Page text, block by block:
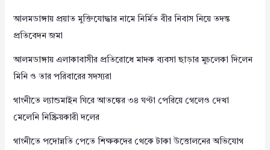
আলমডাঙ্গায় প্রয়াত মুক্তিযোদ্ধার নামে নির্মিত বীর নিবাস নিয়ে তদন্ত
প্রতিবেদন জমা
আলমডাঙ্গায় এলাকাবাসীর প্রতিরোধে মাদক ব্যবসা ছাড়ার মুচলেকা দিলেন
মিনি ও তার পরিবারের সদস্যরা
গাংনীতে ল্যান্ডমাইন ঘিরে আতঙ্কের ৩৪ ঘণ্টা পেরিয়ে গেলেও দেখা
মেলেনি নিষ্ক্রিয়কারী দলের
গাংনীতে পদোন্নতি পেতে শিক্ষকদের থেকে টাকা উত্তোলনের অভিযোগ